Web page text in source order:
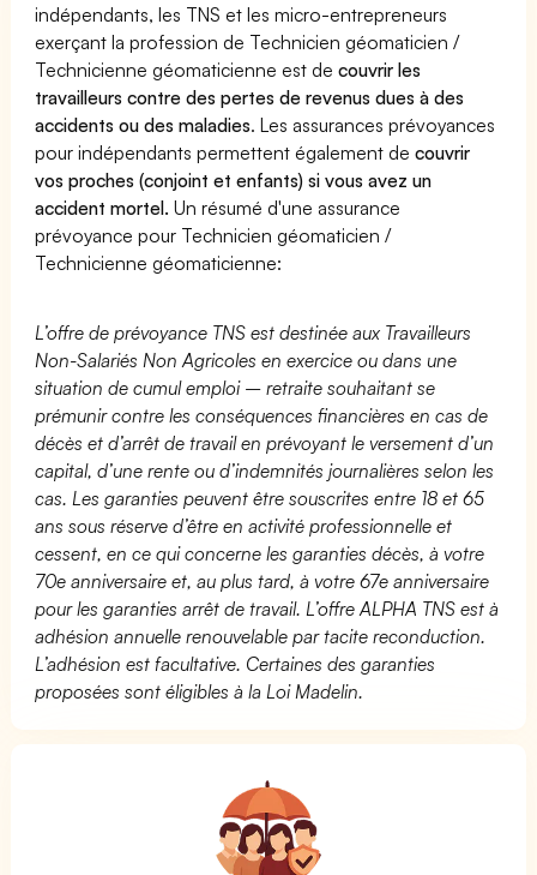
indépendants, les TNS et les micro-entrepreneurs
exerçant la profession de Technicien géomaticien /
Technicienne géomaticienne est decouvrir les
travailleurs contre des pertes de revenus dues à des
accidents ou des maladies. Les assurances prévoyances
pour indépendants permettent également decouvrir
vos proches (conjoint et enfants) si vous avez un
accident mortel. Un résumé d'une assurance
prévoyance pour Technicien géomaticien /
Technicienne géomaticienne:
L’offre de prévoyance TNS est destinée aux Travailleurs
Non-Salariés Non Agricoles en exercice ou dans une
situation de cumul emploi – retraite souhaitant se
prémunir contre les conséquences financières en cas de
décès et d’arrêt de travail en prévoyant le versement d’un
capital, d’une rente ou d’indemnités journalières selon les
cas. Les garanties peuvent être souscrites entre 18 et 65
ans sous réserve d’être en activité professionnelle et
cessent, en ce qui concerne les garanties décès, à votre
70e anniversaire et, au plus tard, à votre 67e anniversaire
pour les garanties arrêt de travail. L’offre ALPHA TNS est à
adhésion annuelle renouvelable par tacite reconduction.
L’adhésion est facultative. Certaines des garanties
proposées sont éligibles à la Loi Madelin.